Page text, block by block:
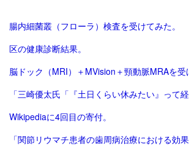
腸内細菌叢（フローラ）検査を受けてみた。
区の健康診断結果。
脳ドック（MRI）＋MVision＋頸動脈MRAを受
Wikipediaに4回目の寄付。